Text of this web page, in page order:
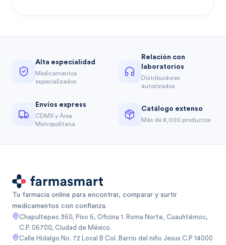
Alta especialidad
Medicamentos
especializados
Relación con
laboratorios
Distribuidores
autorizados
Envíos express
CDMX y Área
Metropolitana
Catálogo extenso
Más de 8,000 productos
Tu farmacia online para encontrar, comparar y surtir
medicamentos con confianza.
Chapultepec 360, Piso 6, Oficina 1. Roma Norte, Cuauhtémoc,
C.P. 06700, Ciudad de México.
Calle Hidalgo No. 72 Local B Col. Barrio del niño Jesus C.P 14000